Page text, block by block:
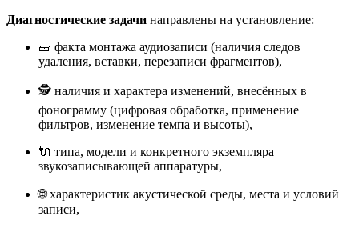
Диагностические задачи направлены на установление:
🧱 факта монтажа аудиозаписи (наличия следов
удаления, вставки, перезаписи фрагментов),
🕵️ наличия и характера изменений, внесённых в
фонограмму (цифровая обработка, применение
фильтров, изменение темпа и высоты),
🔌 типа, модели и конкретного экземпляра
звукозаписывающей аппаратуры,
🌐 характеристик акустической среды, места и условий
записи,